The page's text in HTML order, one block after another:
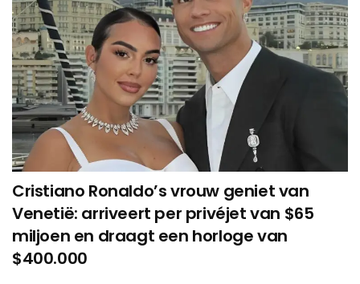
Cristiano Ronaldo’s vrouw geniet van
Venetië: arriveert per privéjet van $65
miljoen en draagt een horloge van
$400.000